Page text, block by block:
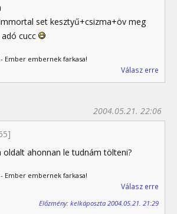
set kesztyű+csizma+öv meg
cucc
Ember embernek farkasa!
Válasz erre
2004.05.21. 22:06
oldalt ahonnan le tudnám tölteni?
Ember embernek farkasa!
Válasz erre
Előzmény: kelkáposzta 2004.05.21. 21:29